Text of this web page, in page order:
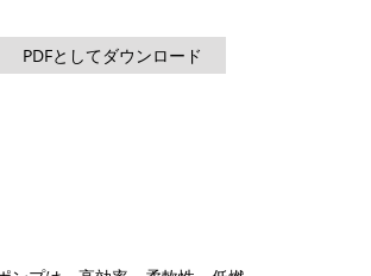
ズ 715-2500 kVA
PDFとしてダウンロード